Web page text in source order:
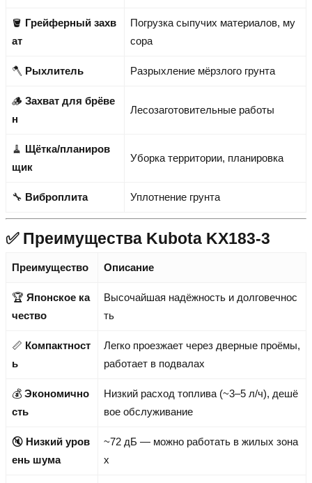
🪣 Грейферный захв
ат
Погрузка сыпучих материалов, му
сора
🪓 Рыхлитель Разрыхление мёрзлого грунта
🪵 Захват для брёве
н
Лесозаготовительные работы
🧹 Щётка/планиров
щик
Уборка территории, планировка
🔧 Виброплита Уплотнение грунта
✅ Преимущества Kubota KX183-3
Преимущество Описание
🏆 Японское ка
чество
Высочайшая надёжность и долговечнос
ть
📏 Компактност
ь
Легко проезжает через дверные проёмы,
работает в подвалах
💰 Экономично
сть
Низкий расход топлива (~3–5 л/ч), дешё
вое обслуживание
🔇 Низкий уров
ень шума
~72 дБ — можно работать в жилых зона
х